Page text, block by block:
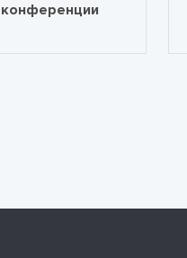
конференции